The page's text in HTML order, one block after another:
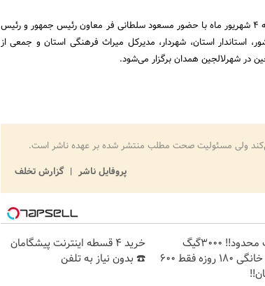
جشن شهر جهانی سفال لالجین صبح روز پنجشنبه 4 شهریور ماه با حضور مسعود سلطانی فر معاون رئیس جمهور و رئیس
استاندار استان، شهردار، مدیرکل میراث فرهنگی استان و جمعی از
در شهرلالجین همدان برگزار می‌شود.
ولی مسئولیت صحت مطلب منتشر شده بر عهده ناشر است.
پروفایل ناشر
گزارش تخلف
⏳فرصت محدود!! 3000گیگ
اینترنت خانگی 180 روزه فقط 600
خرید 4 قسطه اینترنت پیشگامان
☎️ بدون نیاز به تلفن